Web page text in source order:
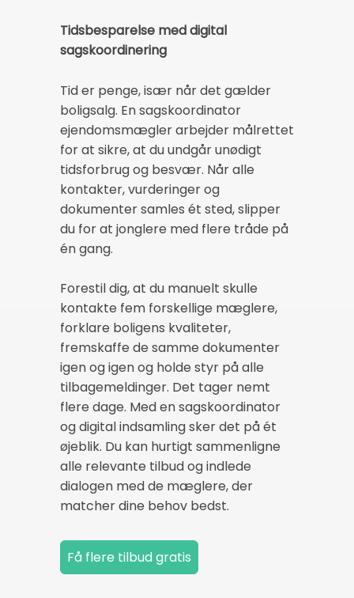
Tidsbesparelse med digital
sagskoordinering
Tid er penge, især når det gælder
boligsalg. En sagskoordinator
ejendomsmægler arbejder målrettet
for at sikre, at du undgår unødigt
tidsforbrug og besvær. Når alle
kontakter, vurderinger og
dokumenter samles ét sted, slipper
du for at jonglere med flere tråde på
én gang.
Forestil dig, at du manuelt skulle
kontakte fem forskellige mæglere,
forklare boligens kvaliteter,
fremskaffe de samme dokumenter
igen og igen og holde styr på alle
tilbagemeldinger. Det tager nemt
flere dage. Med en sagskoordinator
og digital indsamling sker det på ét
øjeblik. Du kan hurtigt sammenligne
alle relevante tilbud og indlede
dialogen med de mæglere, der
matcher dine behov bedst.